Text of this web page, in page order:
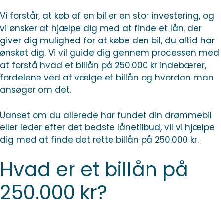
Vi forstår, at køb af en bil er en stor investering, og
vi ønsker at hjælpe dig med at finde et lån, der
giver dig mulighed for at købe den bil, du altid har
ønsket dig. Vi vil guide dig gennem processen med
at forstå hvad et billån på 250.000 kr indebærer,
fordelene ved at vælge et billån og hvordan man
ansøger om det.
Uanset om du allerede har fundet din drømmebil
eller leder efter det bedste lånetilbud, vil vi hjælpe
dig med at finde det rette billån på 250.000 kr.
Hvad er et billån på
250.000 kr?